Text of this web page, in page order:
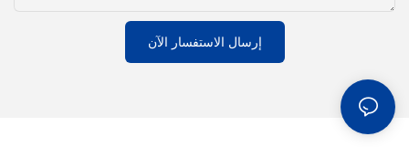
إرسال الاستفسار الآن